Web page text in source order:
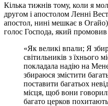
Кілька тижнів тому, коли я
другом і апостолом Ленні
апостол, нині мешкає в
голос Господа, який
«Як великі впали; Я
світильників з їхнього
покладала надію на
збираюся змістити
поставити багатьох
місця, щоб вони
багато церков